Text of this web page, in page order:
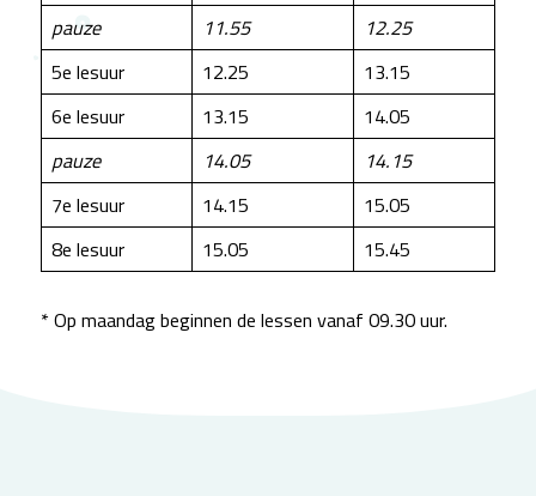
pauze
11.55
12.25
5e lesuur
12.25
13.15
6e lesuur
13.15
14.05
pauze
14.05
14.15
7e lesuur
14.15
15.05
8e lesuur
15.05 15.45
* Op maandag beginnen de lessen vanaf 09.30 uur.